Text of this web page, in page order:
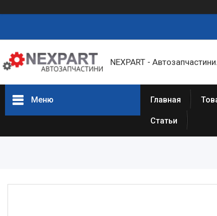
NEXPART - Автозапчастини.
Меню Главная
Статьи